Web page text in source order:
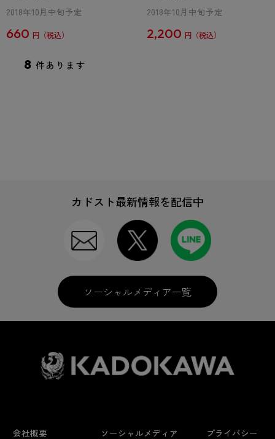
2018年10月中旬予定
660 円
2018年10月中旬予定
2,200 円
8 件あります
カドスト最新情報を配信中
ソーシャルメディア一覧
会社概要 ソーシャルメディア プライバシー